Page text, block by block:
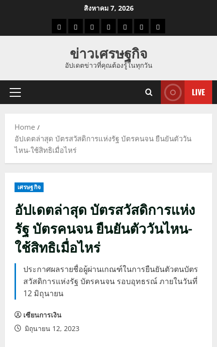
สิงหาคม 7, 2026
ราคาแนว
ราคา
ทอง
ข่าว
นี้
ข่าว
ดูด
ที่
ผู้ชาย
ข่าวเศรษฐกิจ
อัปเดตข่าวที่คุณต้องรู้ในทุกวัน
Primary
LIVE
Home
อัปเดตล่าสุด บัตรสวัสดิการแห่งรัฐ บัตรคนจน ยืนยันตัววัน
ไหน-ใช้สิทธิเมื่อไหร่
เศรษฐกิจ
อัปเดตล่าสุด บัตรสวัสดิการแห่ง
รัฐ บัตรคนจน ยืนยันตัววันไหน-
ใช้สิทธิเมื่อไหร่
ประกาศผลรายชื่อผู้ผ่านเกณฑ์ในการยืนยันตัวตนบัตร
สวัสดิการแห่งรัฐ บัตรคนจน รอบอุทธรณ์ ภายในวันที่
12 มิถุนายน
เซียนการเงิน
มิถุนายน 12, 2023